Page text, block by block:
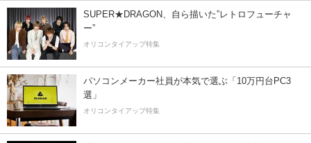
SUPER★DRAGON、自ら描いた”レトロフューチャ
ー”
オリコンタイアップ特集
パソコンメーカー社員が本気で選ぶ「10万円台PC3
選」
オリコンタイアップ特集